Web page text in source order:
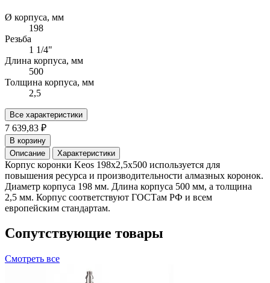
Ø корпуса, мм
198
Резьба
1 1/4"
Длина корпуса, мм
500
Толщина корпуса, мм
2,5
Все характеристики
7 639,83 ₽
В корзину
Описание
Характеристики
Корпус коронки Keos 198x2,5x500 используется для
повышения ресурса и производительности алмазных коронок.
Диаметр корпуса 198 мм. Длина корпуса 500 мм, а толщина
2,5 мм. Корпус соответствуют ГОСТам РФ и всем
европейским стандартам.
Сопутствующие товары
Смотреть все